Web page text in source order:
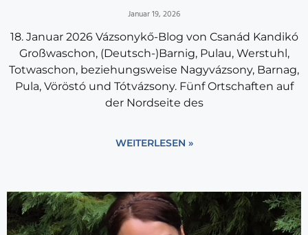
Januar 19, 2026
18. Januar 2026 Vázsonykő-Blog von Csanád Kandikó
Großwaschon, (Deutsch-)Barnig, Pulau, Werstuhl,
Totwaschon, beziehungsweise Nagyvázsony, Barnag,
Pula, Vöröstó und Tótvázsony. Fünf Ortschaften auf
der Nordseite des
WEITERLESEN »